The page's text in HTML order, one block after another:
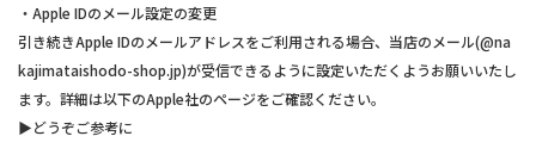
・Apple IDのメール設定の変更
引き続きApple IDのメールアドレスをご利用される場合、当店のメール(@na
kajimataishodo-shop.jp)が受信できるように設定いただくようお願いいたし
ます。詳細は以下のApple社のページをご確認ください。
▶︎どうぞご参考に